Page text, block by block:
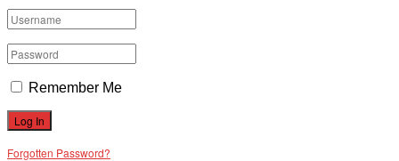
Remember Me
Forgotten Password?